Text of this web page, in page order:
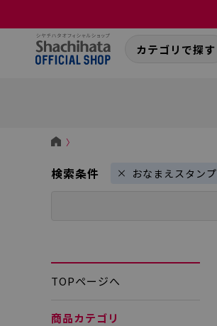
カテゴリで探す
〉
検索条件 おなまえスタンプ
TOPページへ
商品カテゴリ